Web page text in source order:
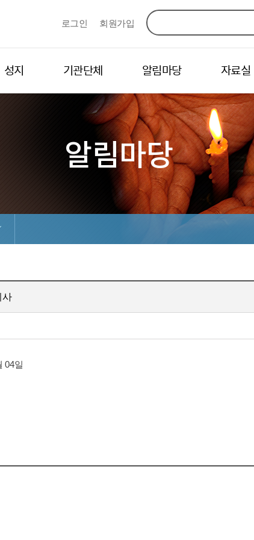
로그인 회원가입
성지 기관단체 알림마당 자료실
알림마당
사
04일